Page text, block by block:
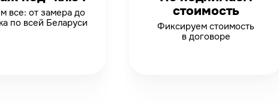
все: от замера до
по всей Беларуси
стоимость
Фиксируем стоимость
в договоре